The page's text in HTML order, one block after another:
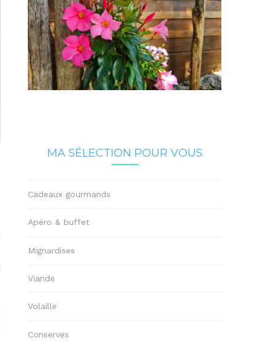
MA SÉLECTION POUR VOUS
Cadeaux gourmands
Apéro & buffet
Mignardises
Viande
Volaille
Conserves